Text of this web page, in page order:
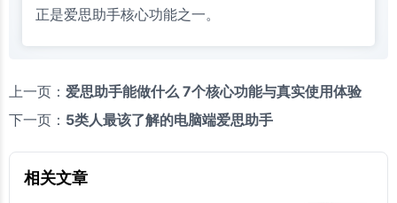
正是爱思助手核心功能之一。
上一页： 爱思助手能做什么 7个核心功能与真实使用体验
下一页： 5类人最该了解的电脑端爱思助手
相关文章